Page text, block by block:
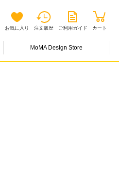
お気に入り 注文履歴 ご利用ガイド カート
MoMA Design Store